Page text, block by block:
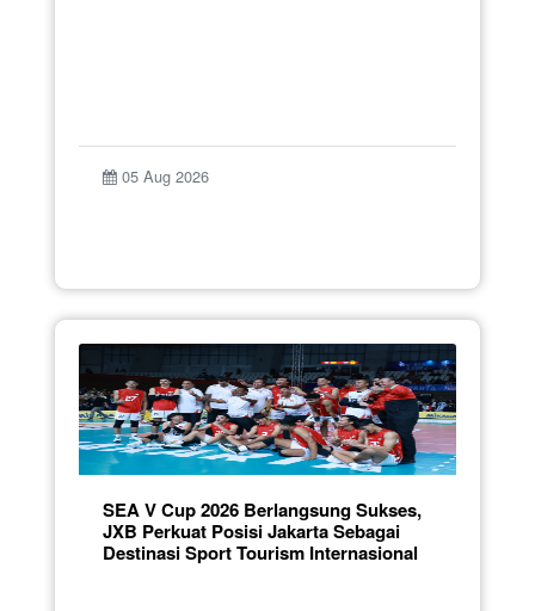
05 Aug 2026
SEA V Cup 2026 Berlangsung Sukses,
JXB Perkuat Posisi Jakarta Sebagai
Destinasi Sport Tourism Internasional